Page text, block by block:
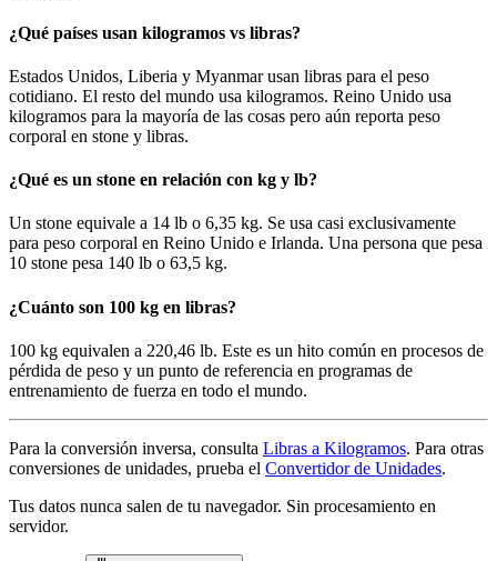
¿Qué países usan kilogramos vs libras?
Estados Unidos, Liberia y Myanmar usan libras para el peso
cotidiano. El resto del mundo usa kilogramos. Reino Unido usa
kilogramos para la mayoría de las cosas pero aún reporta peso
corporal en stone y libras.
¿Qué es un stone en relación con kg y lb?
Un stone equivale a 14 lb o 6,35 kg. Se usa casi exclusivamente
para peso corporal en Reino Unido e Irlanda. Una persona que pesa
10 stone pesa 140 lb o 63,5 kg.
¿Cuánto son 100 kg en libras?
100 kg equivalen a 220,46 lb. Este es un hito común en procesos de
pérdida de peso y un punto de referencia en programas de
entrenamiento de fuerza en todo el mundo.
Para la conversión inversa, consulta Libras a Kilogramos. Para otras
conversiones de unidades, prueba el Convertidor de Unidades.
Tus datos nunca salen de tu navegador. Sin procesamiento en
servidor.